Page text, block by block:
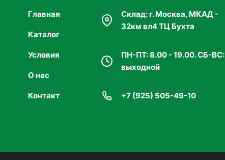
удобрениями для повышения эффективности
Главная
Каталог
Условия
О нас
Контакт
Склад: г. Москва, МКАД -
32км вл4 ТЦ Бухта
ПН-ПТ: 8.00 - 19.00. СБ-ВС:
выходной
+7 (925) 505-49-10